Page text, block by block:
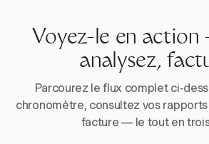
Voyez-le en action
analysez,
Parcourez le flux complet ci-
chronomètre, consultez vos
facture — le tout en